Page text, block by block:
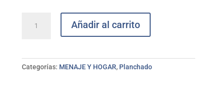
planchar
cantidad
Añadir al carrito
Categorías: MENAJE Y HOGAR, Planchado